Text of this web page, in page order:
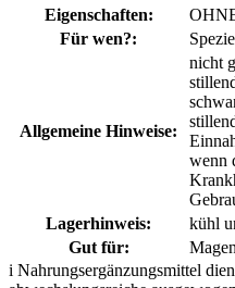
Eigenschaften:
Für wen?:
Allgemeine Hinweise:
nicht
wenn
Lagerhinweis:
kühl
Gut für:
i Nahrungsergänzungsmittel